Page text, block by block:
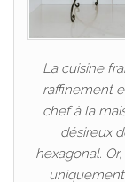
La cuisine
raffinement
chef à la
désireux
hexagonal.
uniquement